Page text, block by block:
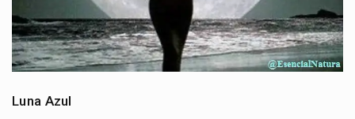
Luna Azul